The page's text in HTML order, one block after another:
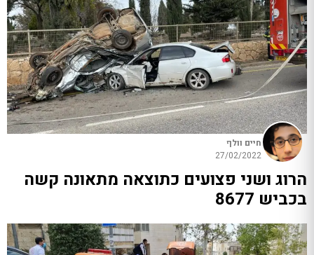
חיים וולף
27/02/2022
הרוג ושני פצועים כתוצאה מתאונה קשה
בכביש 8677